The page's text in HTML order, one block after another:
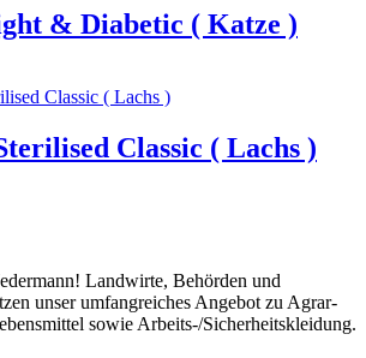
& Diabetic ( Katze )
Classic ( Lachs )
Landwirte, Behörden und
unser umfangreiches Angebot zu Agrar-
sowie Arbeits-/Sicherheitskleidung.